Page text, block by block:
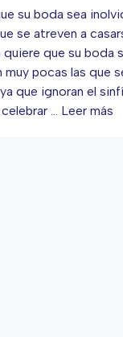
su boda sea
se atreven a
quiere que su boda
pocas las que
que ignoran el
… Leer más